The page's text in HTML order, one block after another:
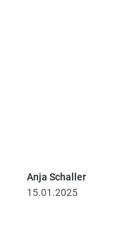
Anja Schaller
15.01.2025